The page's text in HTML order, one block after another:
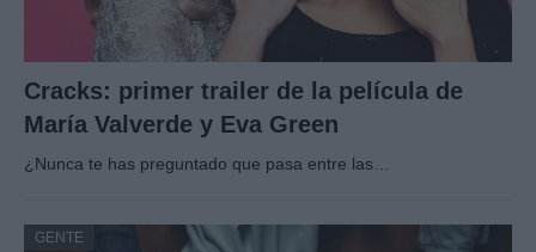
Cracks: primer trailer de la película de
María Valverde y Eva Green
¿Nunca te has preguntado que pasa entre las…
GENTE